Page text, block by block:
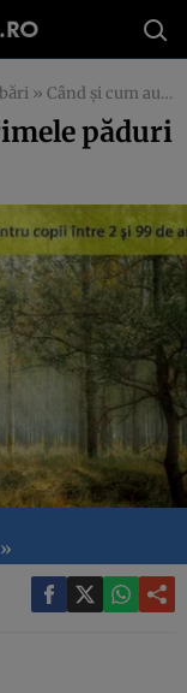
» Când și cum au apărut primele păduri de pe Pământ?
păduri